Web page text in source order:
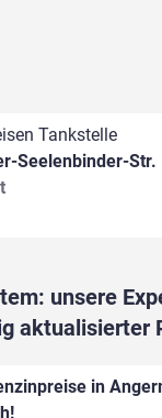
Tankstelle
Seelenbinder-Str.
unsere
aktualisierter
in